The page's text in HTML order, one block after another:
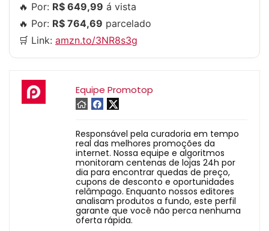
🔥 Por: R$ 649,99 á vista
🔥 Por: R$ 764,69 parcelado
🛒 Link: amzn.to/3NR8s3g
Equipe Promotop
Responsável pela curadoria em tempo
real das melhores promoções da
internet. Nossa equipe e algoritmos
monitoram centenas de lojas 24h por
dia para encontrar quedas de preço,
cupons de desconto e oportunidades
relâmpago. Enquanto nossos editores
analisam produtos a fundo, este perfil
garante que você não perca nenhuma
oferta rápida.